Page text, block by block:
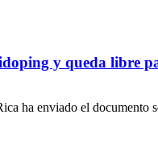
y queda libre
ha enviado el